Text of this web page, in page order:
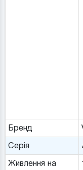
Бренд
Серія
Живлення на